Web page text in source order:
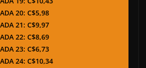
20: C$5,98
21: C$9,97
22: C$8,69
23: C$6,73
24: C$10,34